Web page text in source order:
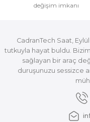
değişim imkanı
CadranTech Saat,
tutkuyla hayat buldu.
sağlayan bir araç
duruşunuzu sessizce